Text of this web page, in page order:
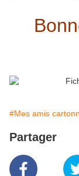
#Mes amis
Partager